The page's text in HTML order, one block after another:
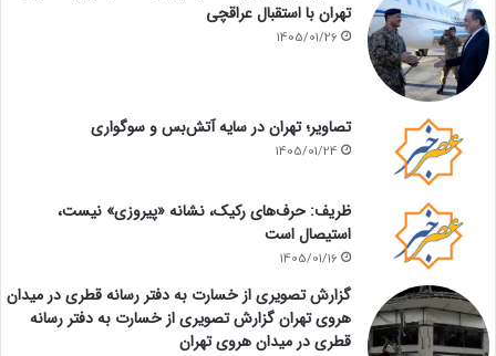
تهران با استقبال عراقچی
1405/01/26
تصاویر؛ تهران در سایه آتش‌بس و سوگواری
1405/01/24
ظریف: حرف‌های رکیک، نشانه «پیروزی» نیست،
استیصال است
1405/01/16
گزارش تصویری از خسارت به دفتر رسانه قطری در میدان
هروی تهران گزارش تصویری از خسارت به دفتر رسانه
قطری در میدان هروی تهران